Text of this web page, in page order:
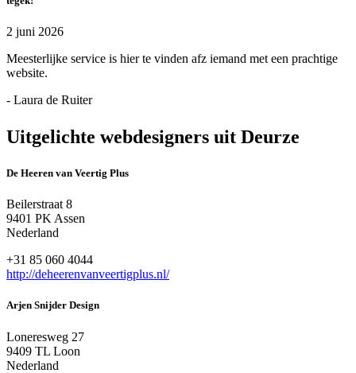
2 juni 2026
Meesterlijke service is hier te vinden afz iemand met een prachtige
website.
- Laura de Ruiter
Uitgelichte webdesigners uit Deurze
De Heeren van Veertig Plus
Beilerstraat 8
9401 PK Assen
Nederland
+31 85 060 4044
http://deheerenvanveertigplus.nl/
Arjen Snijder Design
Loneresweg 27
9409 TL Loon
Nederland